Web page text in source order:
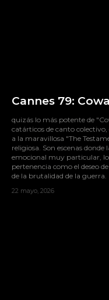
Cannes 79:
quizás lo más potente de
catárticos de canto
a la maravillosa "The
religiosa. Son escenas
emocional muy particular,
pertenencia como el deseo
de la brutalidad de la guerra.
22 mayo, 2026